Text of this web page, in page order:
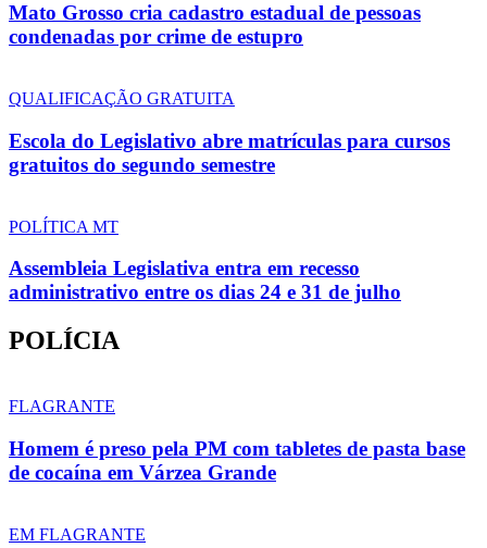
Mato Grosso cria cadastro estadual de pessoas
condenadas por crime de estupro
QUALIFICAÇÃO GRATUITA
Escola do Legislativo abre matrículas para cursos
gratuitos do segundo semestre
POLÍTICA MT
Assembleia Legislativa entra em recesso
administrativo entre os dias 24 e 31 de julho
POLÍCIA
FLAGRANTE
Homem é preso pela PM com tabletes de pasta base
de cocaína em Várzea Grande
EM FLAGRANTE